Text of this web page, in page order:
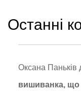
Останні
Оксана Паньків
вишиванка, що